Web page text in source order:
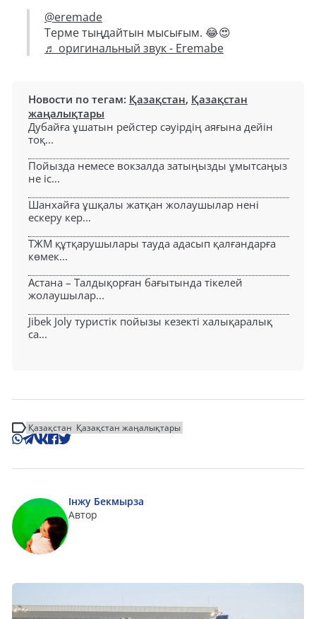
@eremade
Терме тыңдайтын мысығым. 😂😍
♬ оригинальный звук - Eremabe
Новости по тегам: Қазақстан, Қазақстан
жаңалықтары
Дубайға ұшатын рейстер сәуірдің аяғына дейін
тоқ...
Пойызда немесе вокзалда затыңызды ұмытсаңыз
не іс...
Шанхайға ұшқалы жатқан жолаушылар нені
ескеру кер...
ТЖМ құтқарушылары тауда адасып қалғандарға
көмек...
Астана – Талдықорған бағытында тікелей
жолаушылар...
Jibek Joly туристік пойызы кезекті халықаралық
са...
Қазақстан Қазақстан жаңалықтары
Інжу Бекмырза
Автор